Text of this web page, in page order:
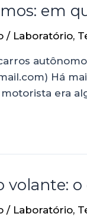
em
/ Laboratório,
Há
era
volante:
/ Laboratório,